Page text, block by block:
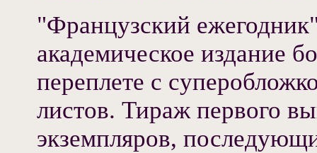
"Французский
академическое издание
переплете с
листов. Тираж первого
экземпляров,